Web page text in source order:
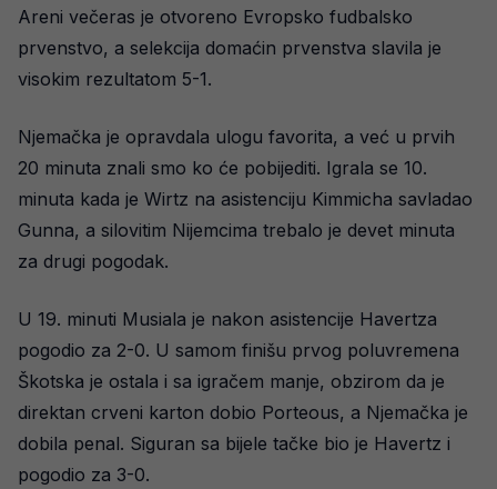
Areni večeras je otvoreno Evropsko fudbalsko
prvenstvo, a selekcija domaćin prvenstva slavila je
visokim rezultatom 5-1.
Njemačka je opravdala ulogu favorita, a već u prvih
20 minuta znali smo ko će pobijediti. Igrala se 10.
minuta kada je Wirtz na asistenciju Kimmicha savladao
Gunna, a silovitim Nijemcima trebalo je devet minuta
za drugi pogodak.
U 19. minuti Musiala je nakon asistencije Havertza
pogodio za 2-0. U samom finišu prvog poluvremena
Škotska je ostala i sa igračem manje, obzirom da je
direktan crveni karton dobio Porteous, a Njemačka je
dobila penal. Siguran sa bijele tačke bio je Havertz i
pogodio za 3-0.